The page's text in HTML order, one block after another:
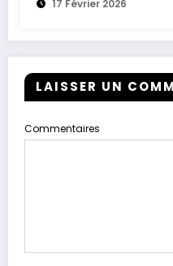
17 Février 2026
LAISSER UN
Commentaires